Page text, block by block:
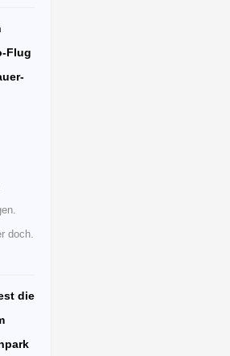
Flug
doch.
die